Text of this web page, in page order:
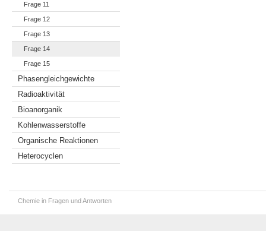
Frage 11
Frage 12
Frage 13
Frage 14
Frage 15
Phasengleichgewichte
Radioaktivität
Bioanorganik
Kohlenwasserstoffe
Organische Reaktionen
Heterocyclen
Chemie in Fragen und Antworten